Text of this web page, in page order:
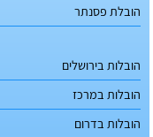
הובלת פסנתר
הובלות בירושלים
הובלות במרכז
הובלות בדרום